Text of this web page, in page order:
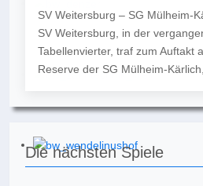
SV Weitersburg – SG Mülheim-
SV Weitersburg, in der
Tabellenvierter, traf zum Auftakt
Reserve der SG Mülheim-
Die nächsten Spiele